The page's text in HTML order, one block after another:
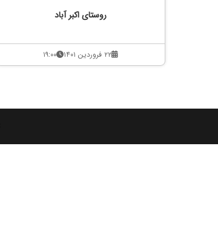
روستای اکبر آباد
۲۲ فروردین ۱۴۰۱ ۱۹:۰۰